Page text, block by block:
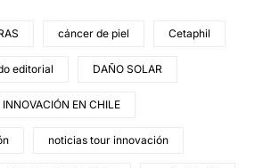
cáncer de piel Cetaphil
editorial DAÑO SOLAR
INNOVACIÓN EN CHILE
noticias tour innovación